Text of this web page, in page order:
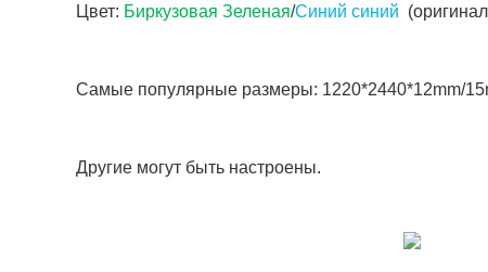
Цвет: Биркузовая Зеленая/Синий синий
Самые популярные размеры: 1220*2440*12mm/
Другие могут быть настроены.